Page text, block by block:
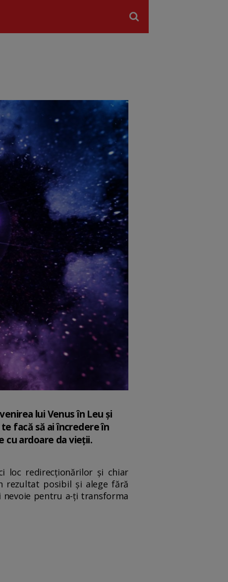
lui Venus în Leu și
facă să ai încredere în
cu ardoare da vieții.
loc redirecționărilor și chiar
rezultat posibil și alege fără
pentru a-ți transforma